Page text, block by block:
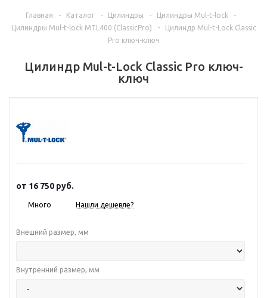
Главная - Каталог - Цилиндры - Цилиндры Mul-t-lock
-
Цилиндры Mul-t-lock MTL400 (ClassicPro)
-
Цилиндр Mul-t-Lock Classic
Pro ключ-ключ
Цилиндр Mul-t-Lock Classic Pro ключ-
ключ
от 16 750 руб.
Много Нашли дешевле?
Внешний размер, мм
Внутренний размер, мм